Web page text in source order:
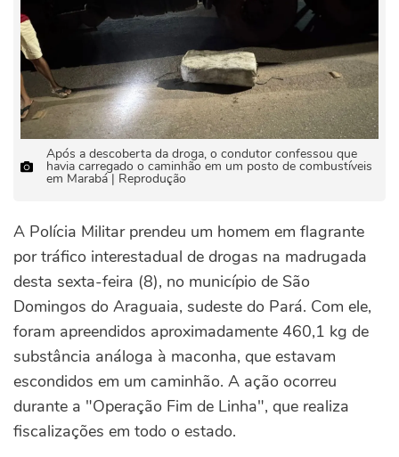
Após a descoberta da droga, o condutor confessou que
havia carregado o caminhão em um posto de combustíveis
em Marabá | Reprodução
A Polícia Militar prendeu um homem em flagrante
por tráfico interestadual de drogas na madrugada
desta sexta-feira (8), no município de São
Domingos do Araguaia, sudeste do Pará. Com ele,
foram apreendidos aproximadamente 460,1 kg de
substância análoga à maconha, que estavam
escondidos em um caminhão. A ação ocorreu
durante a "Operação Fim de Linha", que realiza
fiscalizações em todo o estado.